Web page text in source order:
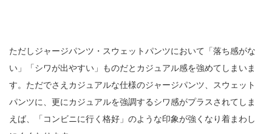
ただしジャージパンツ・スウェットパンツにおいて「落ち感がな
い」「シワが出やすい」ものだとカジュアル感を強めてしまいま
す。ただでさえカジュアルな仕様のジャージパンツ、スウェット
パンツに、更にカジュアルを強調するシワ感がプラスされてしま
えば、「コンビニに行く格好」のような印象が強くなり着まわし